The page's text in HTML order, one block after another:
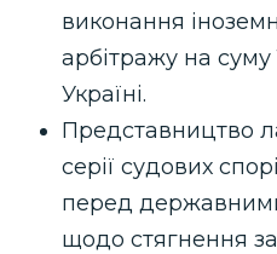
виконання
арбітражу на
Україні.
Представництво
серії судових
перед
щодо стягнення